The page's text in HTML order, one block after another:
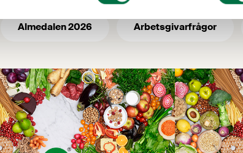
Almedalen 2026 Arbetsgivarfrågor